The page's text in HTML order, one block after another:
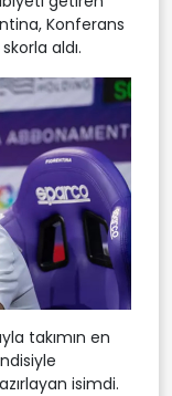
Konferans
aldı.
takımın en
isimdi.